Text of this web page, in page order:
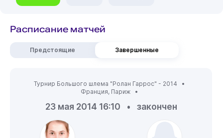
Расписание матчей
Предстоящие Завершенные
Турнир Большого шлема "Ролан Гаррос" - 2014 •
Франция, Париж •
23 мая 2014 16:10 • закончен